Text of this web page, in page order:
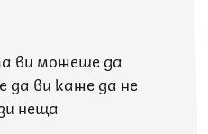
ви можеше да
да ви каже да не
неща